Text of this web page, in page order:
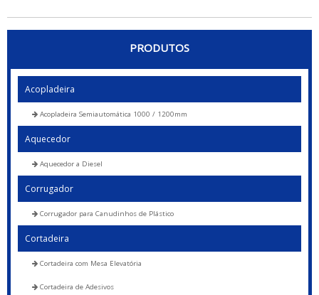
PRODUTOS
Acopladeira
Acopladeira Semiautomática 1000 / 1200mm
Aquecedor
Aquecedor a Diesel
Corrugador
Corrugador para Canudinhos de Plástico
Cortadeira
Cortadeira com Mesa Elevatória
Cortadeira de Adesivos